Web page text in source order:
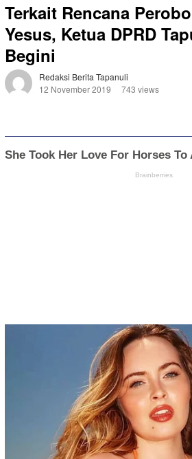
Terkait Rencana
Yesus, Ketua DPRD
Begini
Redaksi Berita Tapanuli
12 November 2019
743 views